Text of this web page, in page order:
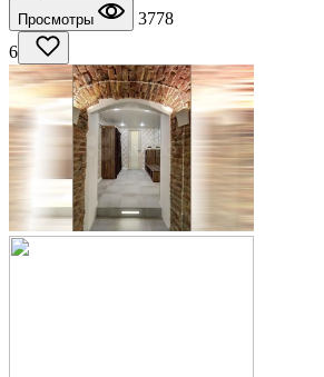
Просмотры
3778
6